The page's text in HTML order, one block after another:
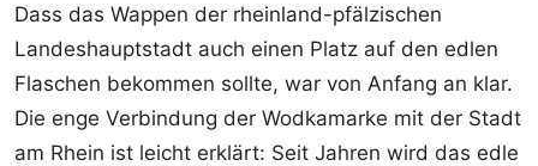
Dass das Wappen der rheinland-pfälzischen
Landeshauptstadt auch einen Platz auf den edlen
Flaschen bekommen sollte, war von Anfang an klar.
Die enge Verbindung der Wodkamarke mit der Stadt
am Rhein ist leicht erklärt: Seit Jahren wird das edle